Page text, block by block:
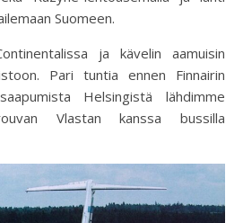
Suomeen.
ja kävelin aamuisin
Pari tuntia ennen Finnairin
Helsingistä lähdimme
Vlastan kanssa bussilla